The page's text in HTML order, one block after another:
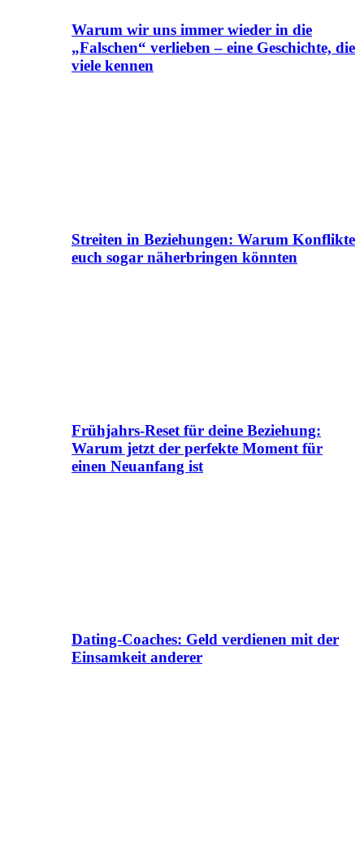
Warum wir uns immer wieder in die
„Falschen“ verlieben – eine Geschichte, die
viele kennen
Streiten in Beziehungen: Warum Konflikte
euch sogar näherbringen könnten
Frühjahrs-Reset für deine Beziehung:
Warum jetzt der perfekte Moment für
einen Neuanfang ist
Dating-Coaches: Geld verdienen mit der
Einsamkeit anderer